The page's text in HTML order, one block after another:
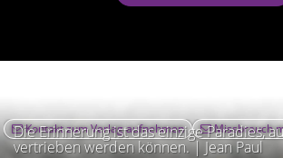
Die Erinnerung ist das einzige Paradies,
vertrieben werden können. | Jean Paul
Kontakt zum Verlag aufnehmen Missbrauch